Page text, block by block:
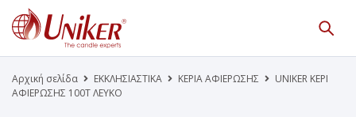
Κατάλογος Προϊόντων
Γίνε Συνεργάτης μας
Αρχική σελίδα ΕΚΚΛΗΣΙΑΣΤΙΚΑ ΚΕΡΙΑ ΑΦΙΕΡΩΣΗΣ
UNIKER ΚΕΡΙ
ΑΦΙΕΡΩΣΗΣ 100Τ ΛΕΥΚΟ